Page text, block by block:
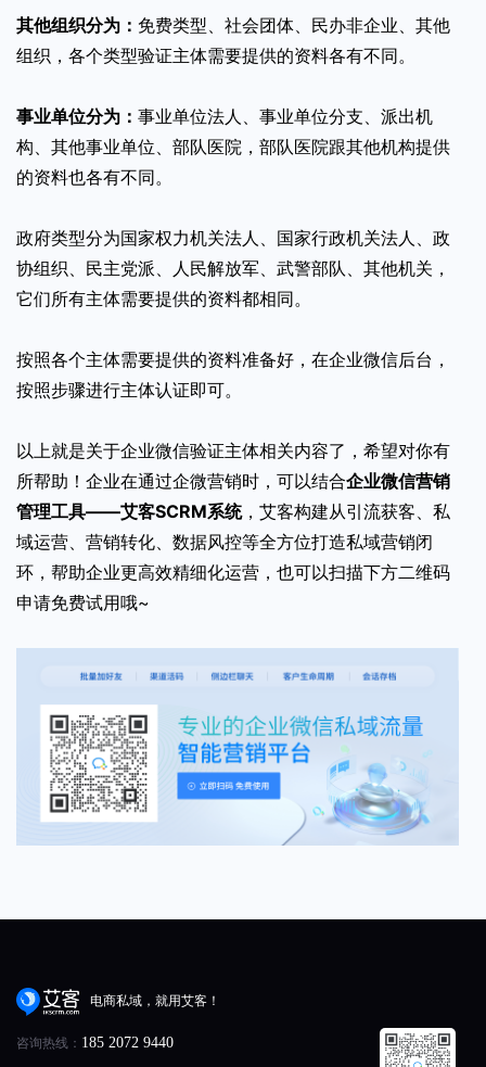
其他组织分为： 免费类型、社会团体、民办非企业、其他
组织，各个类型验证主体需要提供的资料各有不同。
事业单位分为： 事业单位法人、事业单位分支、派出机
构、其他事业单位、部队医院，部队医院跟其他机构提供
的资料也各有不同。
政府类型分为国家权力机关法人、国家行政机关法人、政
协组织、民主党派、人民解放军、武警部队、其他机关，
它们所有主体需要提供的资料都相同。
按照各个主体需要提供的资料准备好，在企业微信后台，
按照步骤进行主体认证即可。
以上就是关于企业微信验证主体相关内容了，希望对你有
所帮助！企业在通过企微营销时，可以结合企业微信营销
管理工具——艾客SCRM系统，艾客构建从引流获客、私
域运营、营销转化、数据风控等全方位打造私域营销闭
环，帮助企业更高效精细化运营，也可以扫描下方二维码
申请免费试用哦~
电商私域，就用艾客！
咨询热线： 185 2072 9440